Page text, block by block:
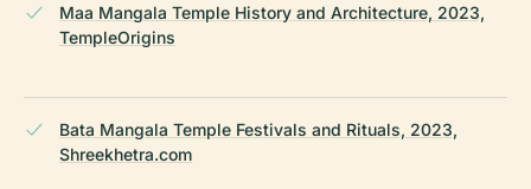
Maa Mangala Temple History and Architecture, 2023,
TempleOrigins
Bata Mangala Temple Festivals and Rituals, 2023,
Shreekhetra.com